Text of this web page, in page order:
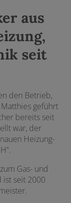
aus
seit
den Betrieb,
geführt
bereits seit
war, der
Heizung-
Gas- und
ist seit 2000